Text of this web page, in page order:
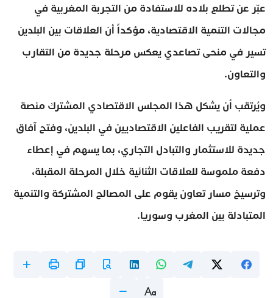
عبّر عن تطلع بلاده للاستفادة من التجربة المغربية في
مجالات التنمية الاقتصادية، مؤكداً أن العلاقات بين البلدين
تسير في منحى تصاعدي يعكس مرحلة جديدة من التقارب
والتعاون.
ويُرتقب أن يشكل هذا المجلس الاقتصادي المشترك منصة
عملية لتقريب الفاعلين الاقتصاديين في البلدين، وفتح آفاق
جديدة للاستثمار والتبادل التجاري، بما يسهم في إعطاء
دفعة ملموسة للعلاقات الثنائية خلال المرحلة المقبلة،
وترسيخ مسار تعاون يقوم على المصالح المشتركة والتنمية
المتبادلة بين المغرب وسوريا.